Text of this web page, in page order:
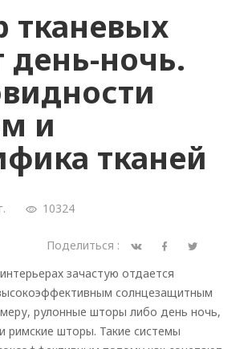
тканевых
день-ночь.
и
тканей
10324
Поделиться :
зачастую отдается
солнцезащитным
рулонные шторы либо день ночь,
римские шторы. Такие системы